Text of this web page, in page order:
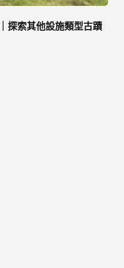
探索其他設施類型古蹟